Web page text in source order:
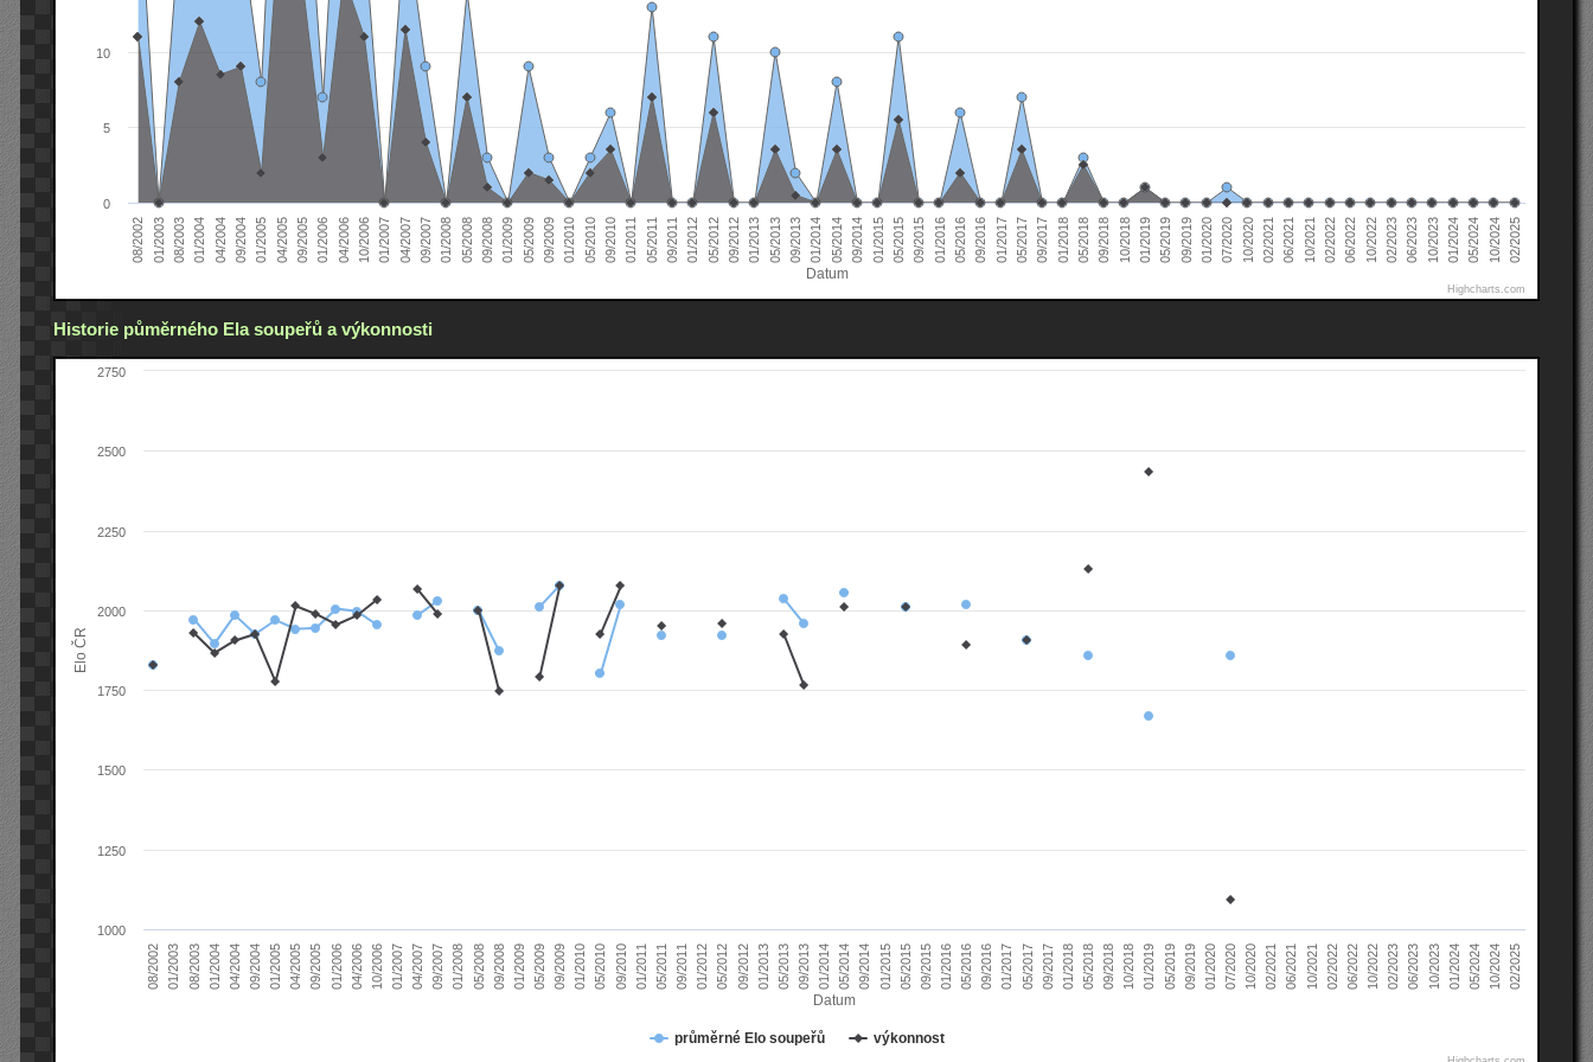
Datum
08/2002 01/2003 08/2003 01/2004 04/2004 09/2004 01/2005 04/2005 09/2005 01/2006 04/2006 10/2006 01/2007 04/2007 09/2007 01/2008 05/2008 09/2008 01/2009 05/2009 09/2009 01/2010 05/2010 09/2010 01/2011 05/2011 09/2011 01/2012 05/2012 09/2012 01/2013 05/2013 09/2013 01/2014 05/2014 09/2014 01/2015 05/2015 09/2015 01/2016 05/2016 09/2016 01/2017 05/2017 09/2017 01/2018 05/2018 09/2018 10/2018 01/2019 05/2019 09/2019 01/2020 07/2020 10/2020 02/2021 06/2021 10/2021 02/2022 06/2022 10/2022 02/2023 06/2023 10/2023 01/2024 05/2024 10/2024 02/2025
0
5
10
Highcharts.com
Historie půměrného Ela soupeřů a výkonnosti
Datum
Elo ČR
průměrné Elo soupeřů výkonnost
08/2002 01/2003 08/2003 01/2004 04/2004 09/2004 01/2005 04/2005 09/2005 01/2006 04/2006 10/2006 01/2007 04/2007 09/2007 01/2008 05/2008 09/2008 01/2009 05/2009 09/2009 01/2010 05/2010 09/2010 01/2011 05/2011 09/2011 01/2012 05/2012 09/2012 01/2013 05/2013 09/2013 01/2014 05/2014 09/2014 01/2015 05/2015 09/2015 01/2016 05/2016 09/2016 01/2017 05/2017 09/2017 01/2018 05/2018 09/2018 10/2018 01/2019 05/2019 09/2019 01/2020 07/2020 10/2020 02/2021 06/2021 10/2021 02/2022 06/2022 10/2022 02/2023 06/2023 10/2023 01/2024 05/2024 10/2024 02/2025
1000
2000
1250
1500
1750
2250
2500
2750